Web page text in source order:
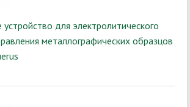
для электролитического
металлографических образцов